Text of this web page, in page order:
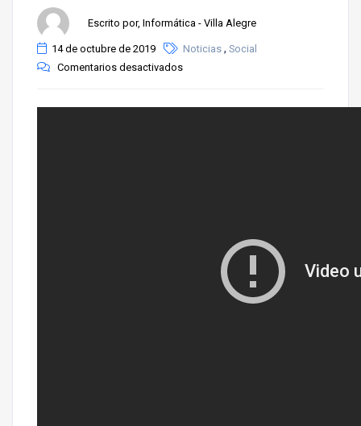
Escrito por, Informática - Villa Alegre
14 de octubre de 2019 Noticias , Social
Comentarios desactivados